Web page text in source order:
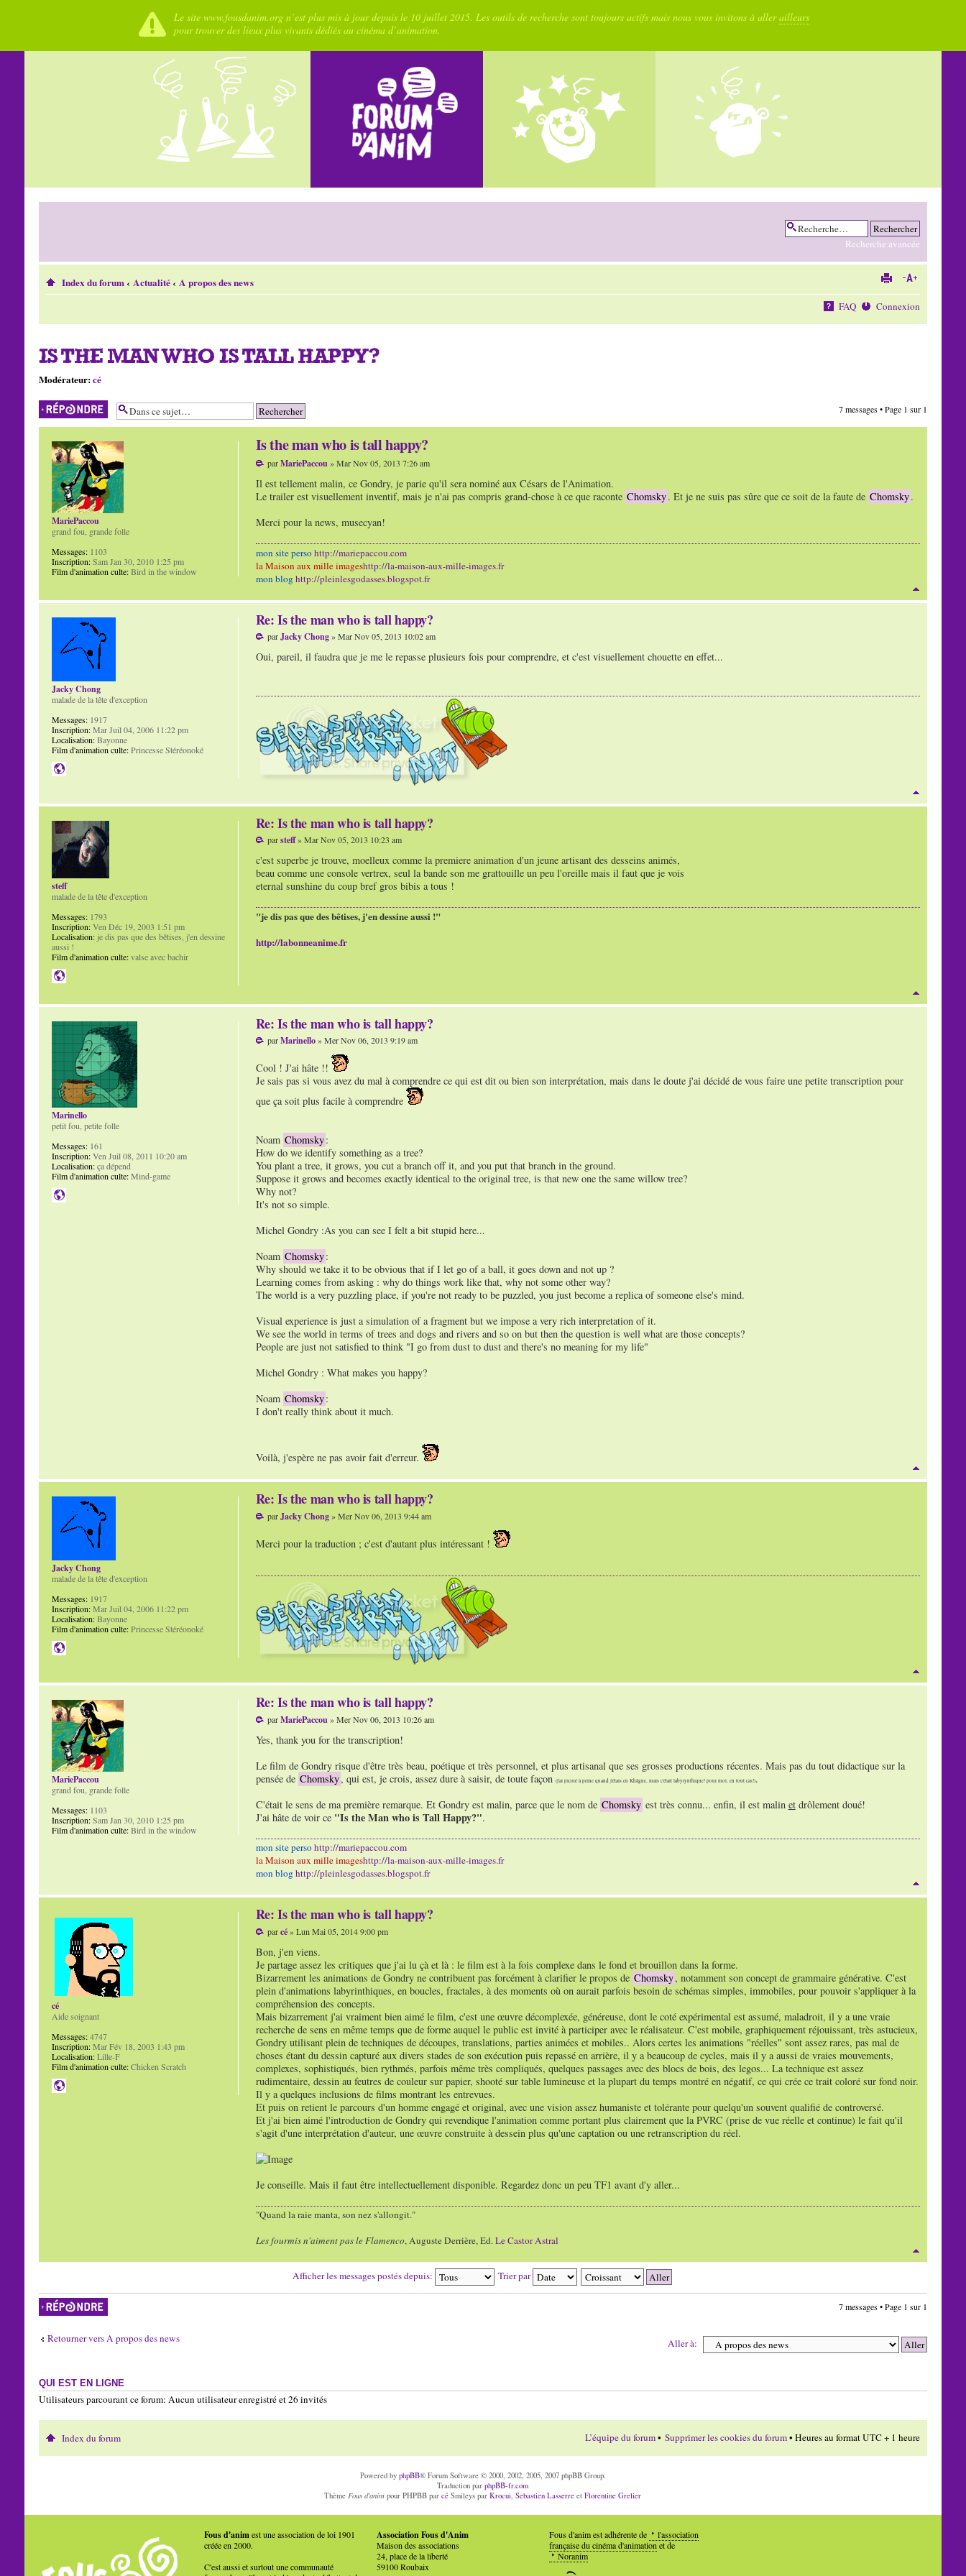
Le site www.fousdanim.org n’est plus mis à jour depuis le 10 juillet 2015. Les outils de recherche sont toujours actifs mais nous vous invitons à allerailleurs
pour trouver des lieux plus vivants dédiés au cinéma d’animation.
Recherche avancée
Index du forum‹ Actualité‹ A propos des news
FAQ Connexion
IS THE MAN WHO IS TALL HAPPY?
Modérateur:cé
Répondre 7 messages • Page 1 sur 1
Is the man who is tall happy?
parMariePaccou » Mar Nov 05, 2013 7:26 am
Il est tellement malin, ce Gondry, je parie qu'il sera nominé aux Césars de l'Animation.
Le trailer est visuellement inventif, mais je n'ai pas compris grand-chose à ce que raconte Chomsky. Et je ne suis pas sûre que ce soit de la faute de Chomsky.
Merci pour la news, musecyan!
mon site perso http://mariepaccou.com
la Maison aux mille imageshttp://la-maison-aux-mille-images.fr
mon blog http://pleinlesgodasses.blogspot.fr
MariePaccou
grand fou, grande folle
Messages:1103
Inscription:Sam Jan 30, 2010 1:25 pm
Film d'animation culte:Bird in the window
Re: Is the man who is tall happy?
parJacky Chong» Mar Nov 05, 2013 10:02 am
Oui, pareil, il faudra que je me le repasse plusieurs fois pour comprendre, et c'est visuellement chouette en effet...
Jacky Chong
malade de la tête d'exception
Messages:1917
Inscription:Mar Juil 04, 2006 11:22 pm
Localisation:Bayonne
Film d'animation culte:Princesse Stéréonoké
Re: Is the man who is tall happy?
parsteff» Mar Nov 05, 2013 10:23 am
c'est superbe je trouve, moelleux comme la premiere animation d'un jeune artisant des desseins animés,
beau comme une console vertrex, seul la bande son me grattouille un peu l'oreille mais il faut que je vois
eternal sunshine du coup bref gros bibis a tous !
"je dis pas que des bêtises, j'en dessine aussi !"
http://labonneanime.fr
steff
malade de la tête d'exception
Messages:1793
Inscription:Ven Déc 19, 2003 1:51 pm
Localisation:je dis pas que des bêtises, j'en dessine
aussi !
Film d'animation culte:valse avec bachir
Re: Is the man who is tall happy?
parMarinello» Mer Nov 06, 2013 9:19 am
Cool ! J'ai hâte !!
Je sais pas si vous avez du mal à comprendre ce qui est dit ou bien son interprétation, mais dans le doute j'ai décidé de vous faire une petite transcription pour
que ça soit plus facile à comprendre
Noam Chomsky:
How do we identify something as a tree?
You plant a tree, it grows, you cut a branch off it, and you put that branch in the ground.
Suppose it grows and becomes exactly identical to the original tree, is that new one the same willow tree?
Why not?
It's not so simple.
Michel Gondry :As you can see I felt a bit stupid here...
Noam Chomsky:
Why should we take it to be obvious that if I let go of a ball, it goes down and not up ?
Learning comes from asking : why do things work like that, why not some other way?
The world is a very puzzling place, if you're not ready to be puzzled, you just become a replica of someone else's mind.
Visual experience is just a simulation of a fragment but we impose a very rich interpretation of it.
We see the world in terms of trees and dogs and rivers and so on but then the question is well what are those concepts?
People are just not satisfied to think "I go from dust to dust and there's no meaning for my life"
Michel Gondry : What makes you happy?
Noam Chomsky:
I don't really think about it much.
Voilà, j'espère ne pas avoir fait d'erreur.
Marinello
petit fou, petite folle
Messages:161
Inscription:Ven Juil 08, 2011 10:20 am
Localisation:ça dépend
Film d'animation culte:Mind-game
Re: Is the man who is tall happy?
parJacky Chong» Mer Nov 06, 2013 9:44 am
Merci pour la traduction ; c'est d'autant plus intéressant !
Jacky Chong
malade de la tête d'exception
Messages:1917
Inscription:Mar Juil 04, 2006 11:22 pm
Localisation:Bayonne
Film d'animation culte:Princesse Stéréonoké
Re: Is the man who is tall happy?
parMariePaccou » Mer Nov 06, 2013 10:26 am
Yes, thank you for the transcription!
Le film de Gondry risque d'être très beau, poétique et très personnel, et plus artisanal que ses grosses productions récentes. Mais pas du tout didactique sur la
pensée de Chomsky, qui est, je crois, assez dure à saisir, de toute façon (j'ai picoré à peine quand j'étais en Khâgne, mais c'était labyrynthique! pour moi, en tout cas!).
C'était le sens de ma première remarque. Et Gondry est malin, parce que le nom de Chomsky est très connu... enfin, il est malin etdrôlement doué!
J'ai hâte de voir ce "Is the Man who is Tall Happy?".
mon site persohttp://mariepaccou.com
la Maison aux mille imageshttp://la-maison-aux-mille-images.fr
mon blog http://pleinlesgodasses.blogspot.fr
MariePaccou
grand fou, grande folle
Messages:1103
Inscription:Sam Jan 30, 2010 1:25 pm
Film d'animation culte:Bird in the window
Re: Is the man who is tall happy?
parcé» Lun Mai 05, 2014 9:00 pm
Bon, j'en viens.
Je partage assez les critiques que j'ai lu çà et là : le film est à la fois complexe dans le fond et brouillon dans la forme.
Bizarrement les animations de Gondry ne contribuent pas forcément à clarifier le propos de Chomsky, notamment son concept de grammaire générative. C'est
plein d'animations labyrinthiques, en boucles, fractales, à des moments où on aurait parfois besoin de schémas simples, immobiles, pour pouvoir s'appliquer à la
compréhension des concepts.
Mais bizarrement j'ai vraiment bien aimé le film, c'est une œuvre décomplexée, généreuse, dont le coté expérimental est assumé, maladroit, il y a une vraie
recherche de sens en même temps que de forme auquel le public est invité à participer avec le réalisateur. C'est mobile, graphiquement réjouissant, très astucieux,
Gondry utilisant plein de techniques de découpes, translations, parties animées et mobiles.. Alors certes les animations "réelles" sont assez rares, pas mal de
choses étant du dessin capturé aux divers stades de son exécution puis repassé en arrière, il y a beaucoup de cycles, mais il y a aussi de vraies mouvements,
complexes, sophistiqués, bien rythmés, parfois même très compliqués, quelques passages avec des blocs de bois, des legos... La technique est assez
rudimentaire, dessin au feutres de couleur sur papier, shooté sur table lumineuse et la plupart du temps montré en négatif, ce qui crée ce trait coloré sur fond noir.
Il y a quelques inclusions de films montrant les entrevues.
Et puis on retient le parcours d'un homme engagé et original, avec une vision assez humaniste et tolérante pour quelqu'un souvent qualifié de controversé.
Et j'ai bien aimé l'introduction de Gondry qui revendique l'animation comme portant plus clairement que la PVRC (prise de vue réelle et continue) le fait qu'il
s'agit d'une interprétation d'auteur, une œuvre construite à dessein plus qu'une captation ou une retranscription du réel.
Je conseille. Mais il faut être intellectuellement disponible. Regardez donc un peu TF1 avant d'y aller...
"Quand la raie manta, son nez s'allongit."
Les fourmis n'aiment pas le Flamenco, Auguste Derrière, Ed.Le Castor Astral
cé
Aide soignant
Messages:4747
Inscription:Mar Fév 18, 2003 1:43 pm
Localisation:Lille-F
Film d'animation culte:Chicken Scratch
Afficher les messages postés depuis: Trier par
Répondre 7 messages • Page 1 sur 1
Retourner vers A propos des news Aller à:
QUI EST EN LIGNE
Utilisateurs parcourant ce forum: Aucun utilisateur enregistré et 26 invités
Index du forum L’équipe du forum• Supprimer les cookies du forum• Heures au format UTC + 1 heure
Powered by phpBB® Forum Software © 2000, 2002, 2005, 2007 phpBB Group.
Traduction parphpBB-fr.com
ThèmeFous d'anim pour PHPBB parcé Smileys parKrocui,Sebastien Lasserre etFlorentine Grelier
Fous d'animest une association de loi 1901
créée en 2000.
C'est aussi et surtout une communauté
Association Fous d'Anim
Maison des associations
24, place de la liberté
59100 Roubaix
Fous d'anim est adhérente de
l'association
française du cinéma d'animation et de
Noranim